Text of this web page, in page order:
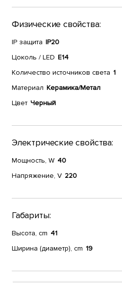
Физические свойства:
IP защита IP20
Цоколь / LED E14
Количество источников света 1
Материал Керамика/Метал
Цвет Черный
Электрические свойства:
Мощность, W 40
Напряжение, V 220
Габариты:
Высота, cm 41
Ширина (диаметр), cm 19